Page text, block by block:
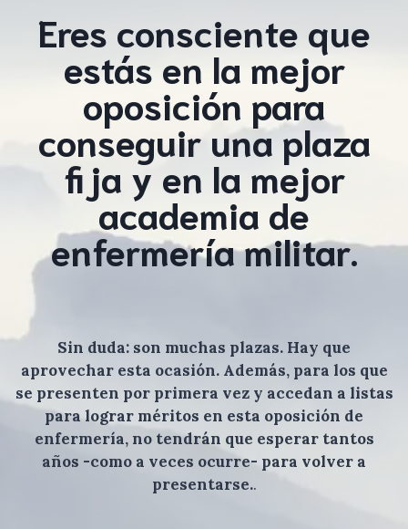
Eres consciente que
estás en la mejor
oposición para
conseguir una plaza
fija y en la mejor
academia de
enfermería militar.
Sin duda: son muchas plazas. Hay que
aprovechar esta ocasión. Además, para los que
se presenten por primera vez y accedan a listas
para lograr méritos en esta oposición de
enfermería, no tendrán que esperar tantos
años -como a veces ocurre- para volver a
presentarse..